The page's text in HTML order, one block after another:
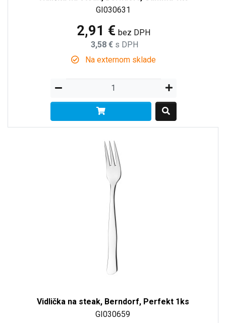
GI030631
2,91 € bez DPH
3,58 € s DPH
Na externom sklade
Vidlička na steak, Berndorf, Perfekt 1ks
GI030659